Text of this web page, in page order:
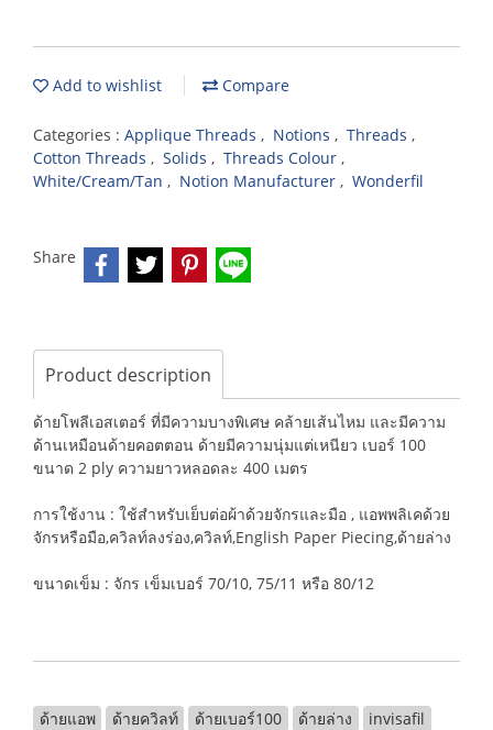
Add to wishlist Compare
Categories : Applique Threads , Notions , Threads ,
Cotton Threads , Solids , Threads Colour ,
White/Cream/Tan , Notion Manufacturer , Wonderfil
Share
Product description
ด้ายโพลีเอสเตอร์ ที่มีความบางพิเศษ คล้ายเส้นไหม และมีความ
ด้านเหมือนด้ายคอตตอน ด้ายมีความนุ่มแต่เหนียว เบอร์ 100
ขนาด 2 ply ความยาวหลอดละ 400 เมตร
การใช้งาน : ใช้สำหรับเย็บต่อผ้าด้วยจักรและมือ , แอพพลิเคด้วย
จักรหรือมือ,ควิลท์ลงร่อง,ควิลท์,English Paper Piecing,ด้ายล่าง
ขนาดเข็ม : จักร เข็มเบอร์ 70/10, 75/11 หรือ 80/12
ด้ายแอพ ด้ายควิลท์ ด้ายเบอร์100 ด้ายล่าง
invisafil